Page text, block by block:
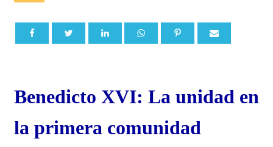
Benedicto XVI: La unidad en
la primera comunidad